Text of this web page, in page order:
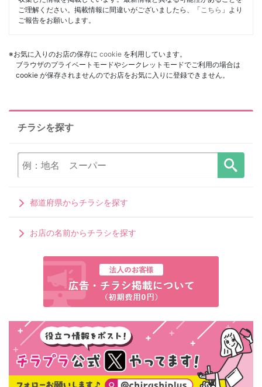
ご理解ください。掲載情報に間違いがございましたら、「 こちら 」より
ご報告をお願いします。
※お気に入りのお店の保存に cookie を利用しています。
ブラウザのプライベートモードやシークレットモードでご利用の場合は
cookie が保存されませんのでお店をお気に入りに登録できません。
チラシを探す
都道府県からチラシを探す
お店の名前からチラシを探す